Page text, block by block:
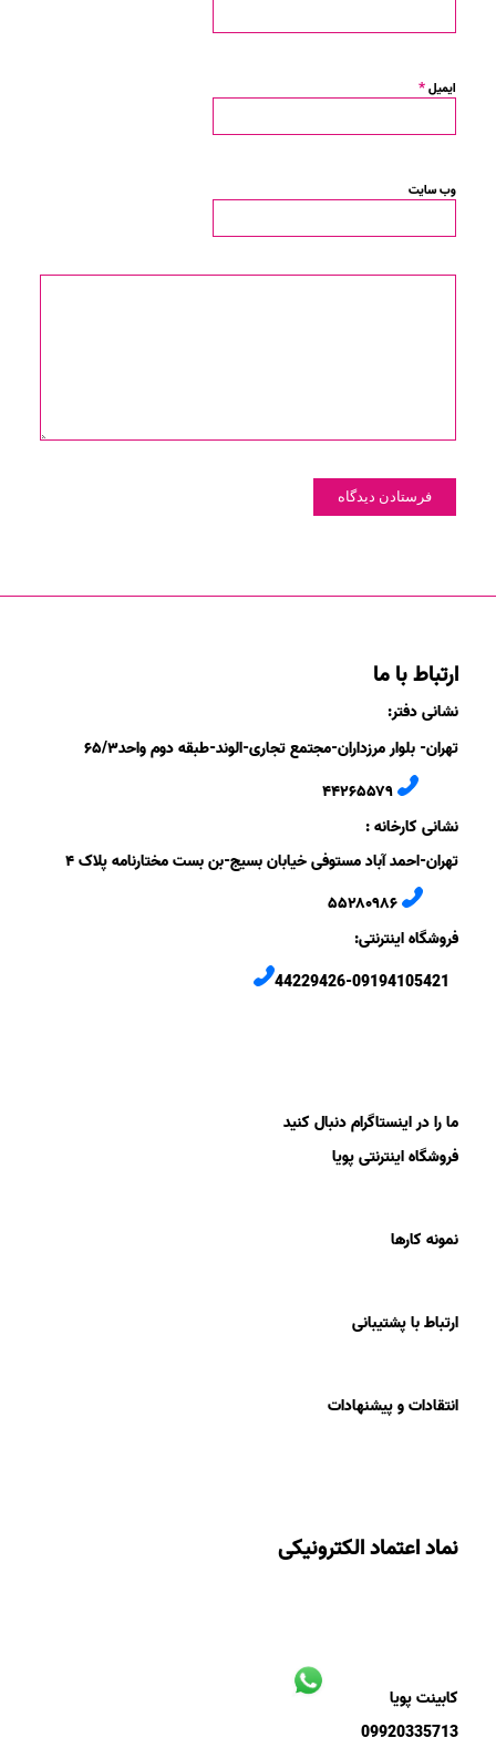
ایمیل*
وب‌ سایت
ارتباط با ما
نشانی دفتر:
تهران- بلوار مرزداران-مجتمع تجاری-الوند-طبقه دومواحد۶ ۵/۳
۴۴
۲۶۵۵۷۹
نشانی کارخانه :
تهران-احمد آباد مستوفیخیابان بسیج-بن بستمختارنامهپلاک ۴
۵۵۲۸۰۹۸۶
فروشگاه اینترنتی:
44229426-09194105421
ما را در اینستاگرام دنبال کنید
فروشگاه اینترنتی پویا
نمونه کارها
ارتباط با پشتیبانی
انتقادات و پیشنهادات
نماد اعتماد الکترونیکی
کابینت پویا